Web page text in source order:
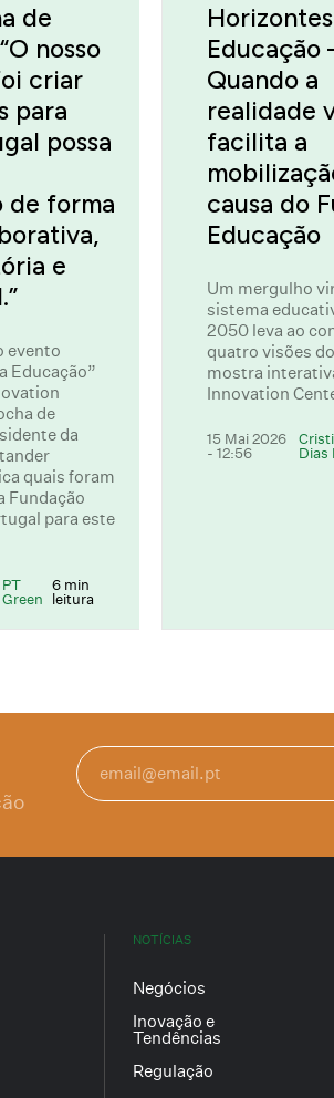
de
nosso
criar
para
possa
de forma
e
evento
Educação”
de
da
quais foram
Fundação
para este
PT
Green
6 min
leitura
Educação
Quando a
realidade
facilita a
causa do
Educação
Um mergulho
sistema
2050 leva ao
quatro visões
mostra
Innovation
15 Mai 2026
- 12:56
Dias
NOTÍCIAS
Negócios
Inovação e
Tendências
Regulação